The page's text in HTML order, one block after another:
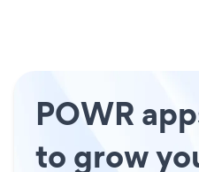
POWR
to grow